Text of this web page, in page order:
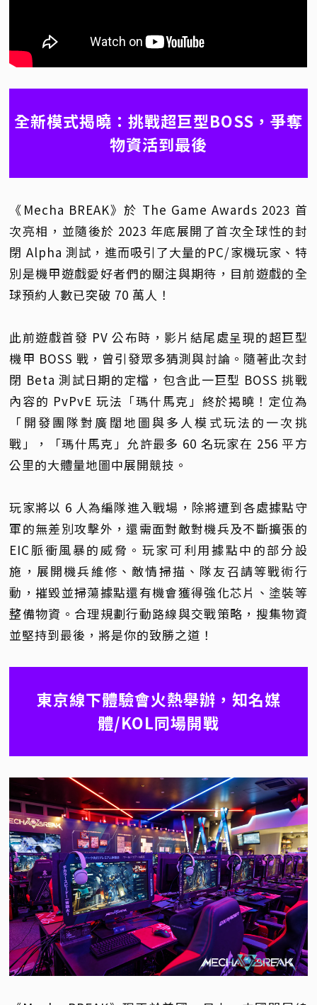
全新模式揭曉：挑戰超巨型BOSS，爭奪
物資活到最後
《Mecha BREAK》於 The Game Awards 2023 首
次亮相，並隨後於 2023 年底展開了首次全球性的封
閉 Alpha 測試，進而吸引了大量的PC/家機玩家、特
別是機甲遊戲愛好者們的關注與期待，目前遊戲的全
球預約人數已突破 70 萬人！
此前遊戲首發 PV 公布時，影片結尾處呈現的超巨型
機甲 BOSS 戰，曾引發眾多猜測與討論。隨著此次封
閉 Beta 測試日期的定檔，包含此一巨型 BOSS 挑戰
內容的 PvPvE 玩法「瑪什馬克」終於揭曉！定位為
「開發團隊對廣闊地圖與多人模式玩法的一次挑
戰」，「瑪什馬克」允許最多 60 名玩家在 256 平方
公里的大體量地圖中展開競技。
玩家將以 6 人為編隊進入戰場，除將遭到各處據點守
軍的無差別攻擊外，還需面對敵對機兵及不斷擴張的
EIC脈衝風暴的威脅。玩家可利用據點中的部分設
施，展開機兵維修、敵情掃描、隊友召請等戰術行
動，摧毀並掃蕩據點還有機會獲得強化芯片、塗裝等
整備物資。合理規劃行動路線與交戰策略，搜集物資
並堅持到最後，將是你的致勝之道！
東京線下體驗會火熱舉辦，知名媒
體/KOL同場開戰